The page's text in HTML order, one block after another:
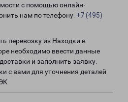
с помощью онлайн-
нам по телефону: +7 (495)
перевозку из Находки в
необходимо ввести данные
и заполнить заявку.
с вами для уточнения деталей